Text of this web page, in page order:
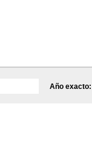
Año exacto: